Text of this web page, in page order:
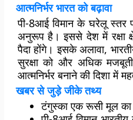
आत्मनिर्भर भारत को बढ़ावा
पी-8आई विमान के घरेलू स्तर
अनुरूप है। इससे देश में रक्षा
पैदा होंगे। इसके अलावा,
सुरक्षा को और अधिक
आत्मनिर्भर बनाने की दिशा में
खबर से जुड़े जीके तथ्य
टंगुस्का एक रूसी मूल का